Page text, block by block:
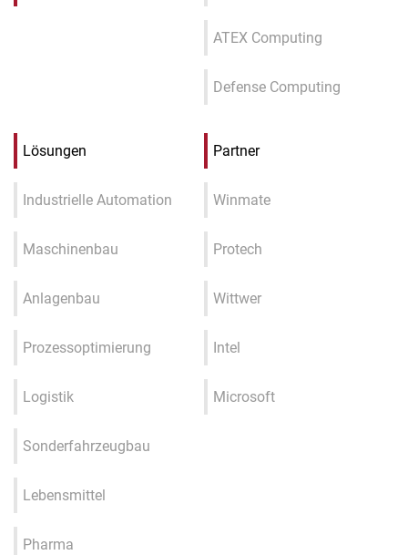
ATEX Computing
Defense Computing
Lösungen
Industrielle Automation
Maschinenbau
Anlagenbau
Prozessoptimierung
Logistik
Sonderfahrzeugbau
Lebensmittel
Pharma
Partner
Winmate
Protech
Wittwer
Intel
Microsoft